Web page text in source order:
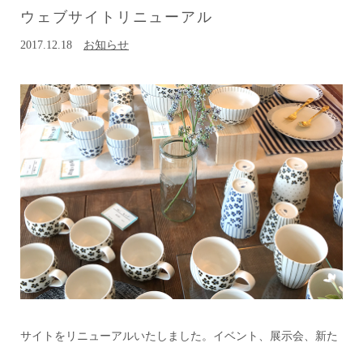
ウェブサイトリニューアル
2017.12.18 お知らせ
サイトをリニューアルいたしました。イベント、展示会、新た